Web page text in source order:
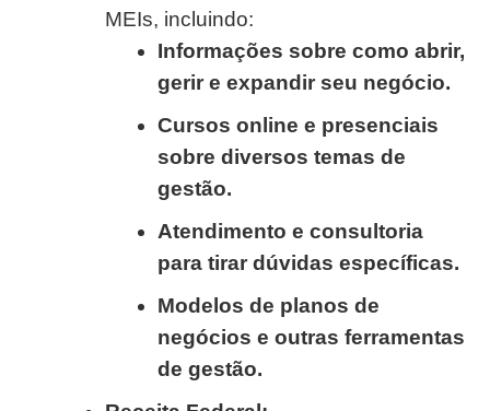
MEIs, incluindo:
Informações sobre como abrir,
gerir e expandir seu negócio.
Cursos online e presenciais
sobre diversos temas de
gestão.
Atendimento e consultoria
para tirar dúvidas específicas.
Modelos de planos de
negócios e outras ferramentas
de gestão.